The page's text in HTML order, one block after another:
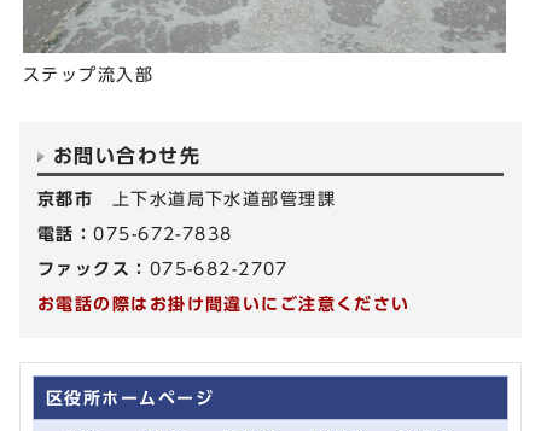
ステップ流入部
お問い合わせ先
京都市
上下水道局下水道部管理課
電話：075-672-7838
ファックス： 075-682-2707
お電話の際はお掛け間違いにご注意ください
区役所ホームページ